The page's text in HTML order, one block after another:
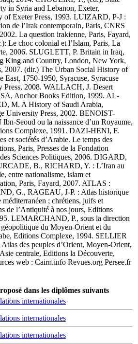
in Syria and Lebanon, Exeter,
of Exeter Press, 1993. LUIZARD, P-J :
de l’Irak contemporain, Paris, CNRS
La question irakienne, Paris, Fayard,
Le choc colonial et l’Islam, Paris, La
2006. SLUGLETT, P. Britain in Iraq,
King and Country, London, New York,
2007. (dir.) The Urban Social History of
East, 1750-1950, Syracuse, Syracuse
Press, 2008. WALLACH, J. Desert
Anchor Books Edition, 1999. AL-
M. A History of Saudi Arabia,
University Press, 2002. BENOIST-
Seoud ou la naissance d’un Royaume,
Complexe, 1991. DAZI-HENI, F.
et sociétés d’Arabie. Le temps des
Paris, Presses de la Fondation
Sciences Politiques, 2006. DIGARD,
B., RICHARD, Y. : L’Iran au
entre nationalisme, islam et
Paris, Fayard, 2007. ATLAS :
G., RAGEAU, J-P. : Atlas historique
méditerranéen ; chrétiens, juifs et
de l’Antiquité à nos jours, Editions
LEMARCHAND, P., sous la direction
du Moyen-Orient et du
Editions Complexe, 1994. SELLIER
des peuples d’Orient, Moyen-Orient,
centrale, Editions la Découverte,
web : Cairn.info Revues.org Persee.fr
dans les diplômes suivants
internationales
internationales
internationales